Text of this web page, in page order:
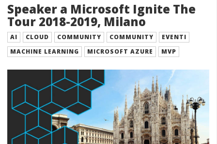
Speaker a Microsoft Ignite The
Tour 2018-2019, Milano
AI CLOUD COMMUNITY COMMUNITY
EVENTI
MACHINE LEARNING
MICROSOFT AZURE MVP